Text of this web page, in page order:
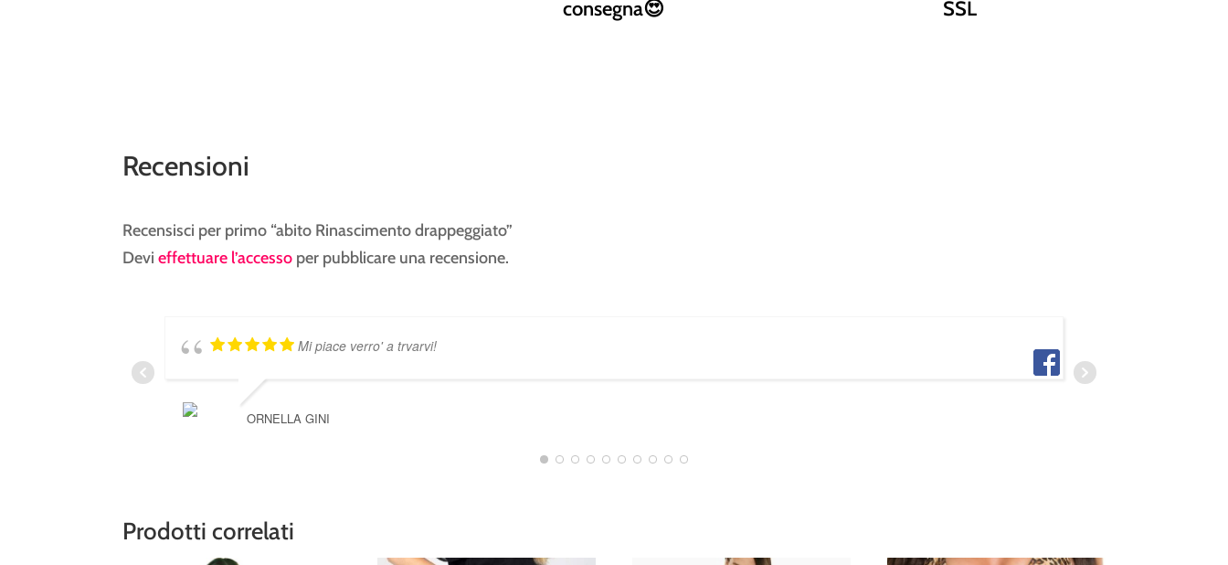
consegna😍
SSL
Recensioni
Recensisci per primo “abito Rinascimento drappeggiato”
Devieffettuare l’accesso per pubblicare una recensione.
Mi piace verro' a trvarvi!
ORNELLA GINI
Prodotti correlati